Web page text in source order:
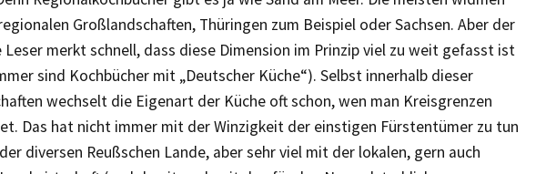
Großlandschaften, Thüringen zum Beispiel oder Sachsen. Aber der
merkt schnell, dass diese Dimension im Prinzip viel zu weit gefasst ist
sind Kochbücher mit „Deutscher Küche“). Selbst innerhalb dieser
wechselt die Eigenart der Küche oft schon, wen man Kreisgrenzen
Das hat nicht immer mit der Winzigkeit der einstigen Fürstentümer zu tun
diversen Reußschen Lande, aber sehr viel mit der lokalen, gern auch